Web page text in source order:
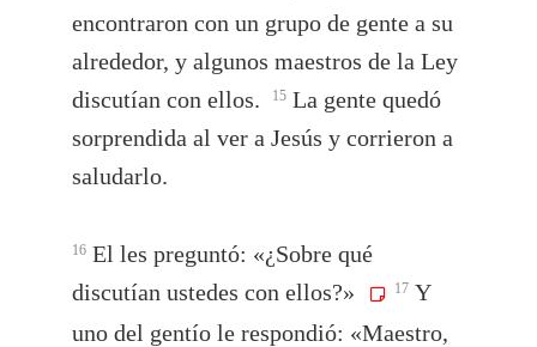
encontraron con un grupo de gente a su
alrededor, y algunos maestros de la Ley
discutían con ellos.
15 La gente quedó
sorprendida al ver a Jesús y corrieron a
saludarlo.
16 El les preguntó: «¿Sobre qué
discutían ustedes con ellos?»
17 Y
uno del gentío le respondió: «Maestro,